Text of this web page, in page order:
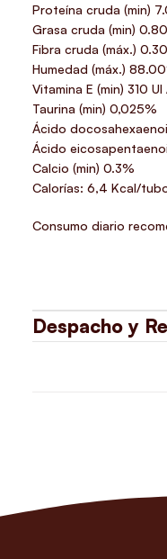
Proteína cruda (min)
Grasa cruda (min)
Fibra cruda (máx.)
Humedad (máx.)
Vitamina E (min) 310 UI
Taurina (min) 0,025%
Ácido
Ácido
Calcio (min) 0.3%
Calorías: 6,4 Kcal/
Consumo diario
Despacho y